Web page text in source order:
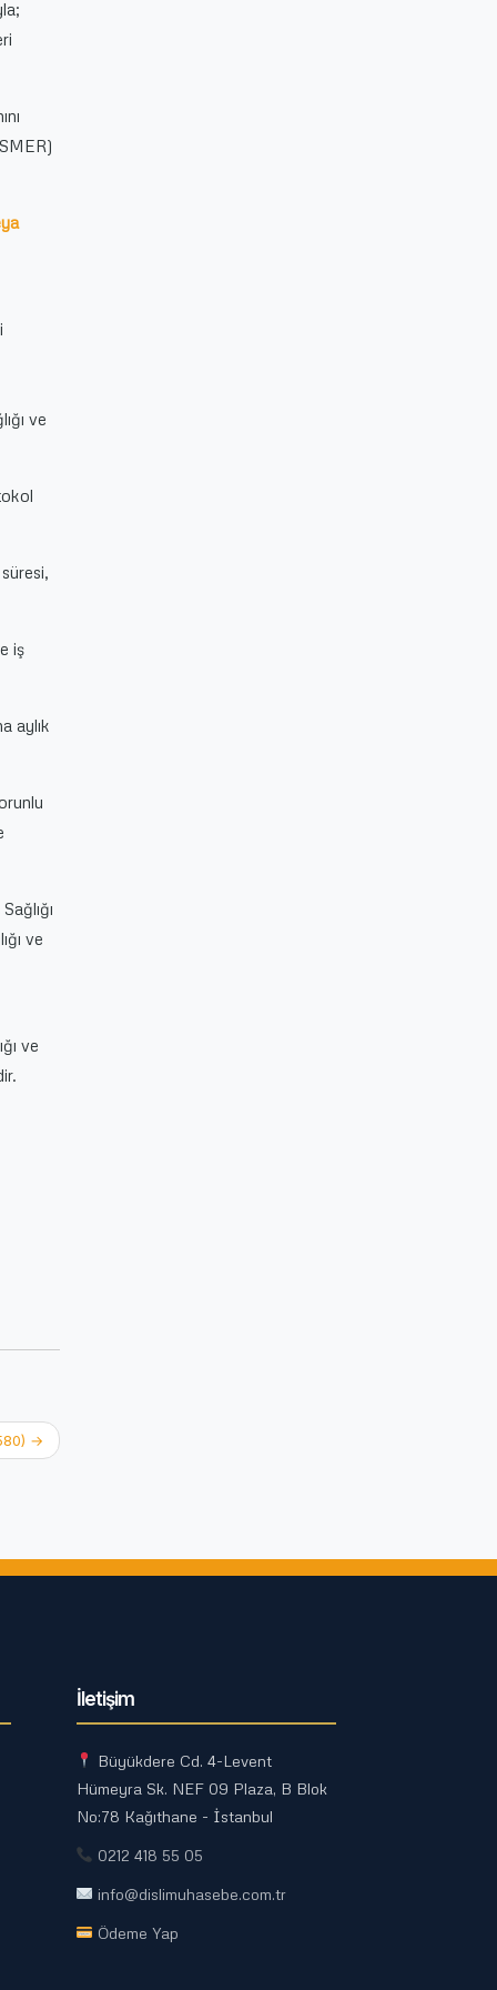
ve
iş
aylık
ve
ve
→
İletişim
Büyükdere Cd. 4-Levent
Hümeyra Sk. NEF 09 Plaza, B Blok
No:78 Kağıthane - İstanbul
0212 418 55 05
info@dislimuhasebe.com.tr
Ödeme Yap